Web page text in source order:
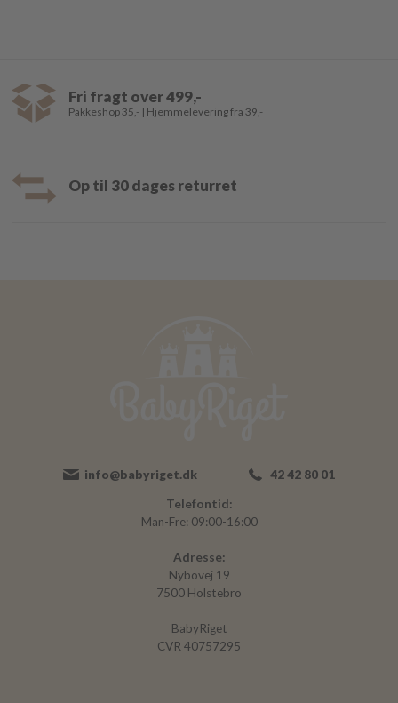
Fri fragt over 499,-
Pakkeshop 35,- | Hjemmelevering fra 39,-
Op til 30 dages returret
info@babyriget.dk 42 42 80 01
Telefontid:
Man-Fre: 09:00-16:00
Adresse:
Nybovej 19
7500 Holstebro
BabyRiget
CVR 40757295